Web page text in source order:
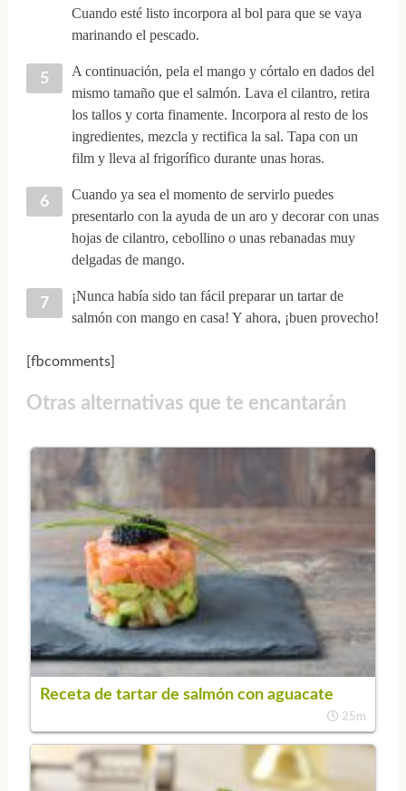
Cuando esté listo incorpora al bol para que se vaya
marinando el pescado.
A continuación, pela el mango y córtalo en dados del
mismo tamaño que el salmón. Lava el cilantro, retira
los tallos y corta finamente. Incorpora al resto de los
ingredientes, mezcla y rectifica la sal. Tapa con un
film y lleva al frigorífico durante unas horas.
Cuando ya sea el momento de servirlo puedes
presentarlo con la ayuda de un aro y decorar con unas
hojas de cilantro, cebollino o unas rebanadas muy
delgadas de mango.
¡Nunca había sido tan fácil preparar un tartar de
salmón con mango en casa! Y ahora, ¡buen provecho!
[fbcomments]
Otras alternativas que te encantarán
Receta de tartar de salmón con aguacate
25m